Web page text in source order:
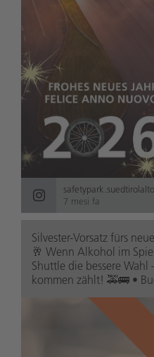
7 mesi fa
Silvester-Vorsatz fürs
🥂 Wenn Alkohol im
Shuttle die bessere Wahl
kommen zählt! 🚕🚌 •